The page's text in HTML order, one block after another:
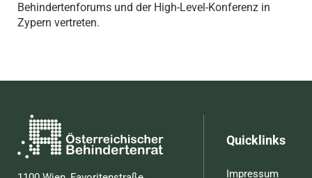
Behindertenforums und der High-Level-Konferenz in
Zypern vertreten.
Quicklinks
Impressum